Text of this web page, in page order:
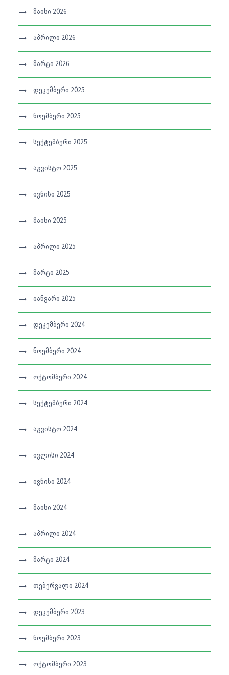
მაისი 2026
აპრილი 2026
მარტი 2026
დეკემბერი 2025
ნოემბერი 2025
სექტემბერი 2025
აგვისტო 2025
ივნისი 2025
მაისი 2025
აპრილი 2025
მარტი 2025
იანვარი 2025
დეკემბერი 2024
ნოემბერი 2024
ოქტომბერი 2024
სექტემბერი 2024
აგვისტო 2024
ივლისი 2024
ივნისი 2024
მაისი 2024
აპრილი 2024
მარტი 2024
თებერვალი 2024
დეკემბერი 2023
ნოემბერი 2023
ოქტომბერი 2023